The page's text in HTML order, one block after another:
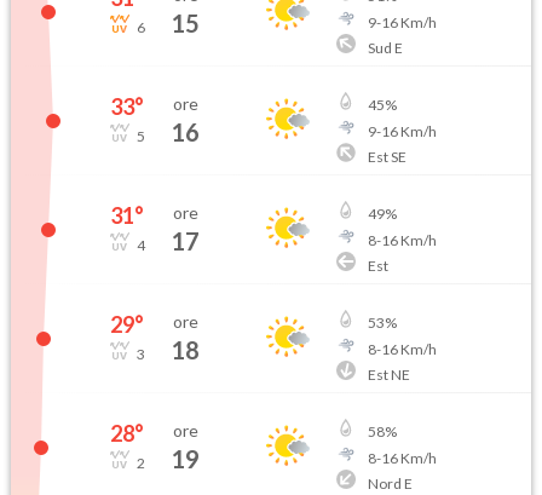
6 15
9-16Km/h
Sud E
33°
5
ore
16
45%
9-16Km/h
Est SE
31°
4
ore
17
49%
8-16Km/h
Est
29°
3
ore
18
53%
8-16Km/h
Est NE
28°
2
ore
19
58%
8-16Km/h
Nord E